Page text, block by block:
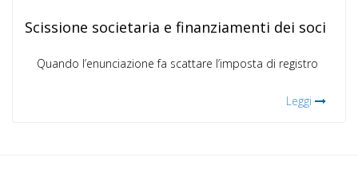
Scissione societaria e finanziamenti dei soci
Quando l’enunciazione fa scattare l’imposta di registro
Leggi